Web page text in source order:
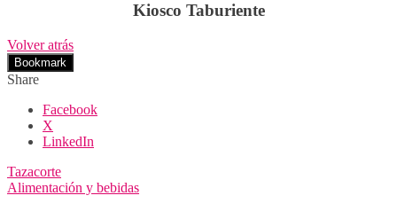
Kiosco Taburiente
Volver atrás
Bookmark
Share
Facebook
X
LinkedIn
Tazacorte
Alimentación y bebidas